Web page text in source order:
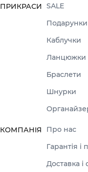
ПРИКРАСИ SALE
Подарунки
Каблучки
Ланцюжки
Браслети
Шнурки
КОМПАНІЯ
Про нас
Гарантія
Доставка і